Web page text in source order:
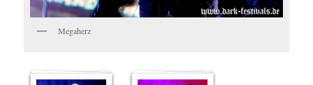
Megaherz